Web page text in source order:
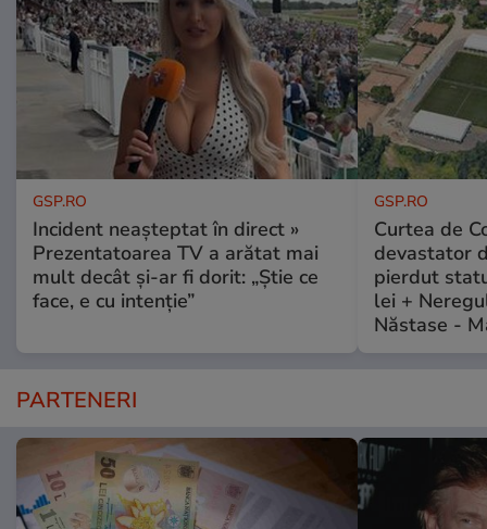
GSP.RO
Incident neașteptat în direct »
Prezentatoarea TV a arătat mai
mult decât și-ar fi dorit: „Știe ce
face, e cu intenție”
GSP.RO
Curtea de
devastator
pierdut
lei +
Năstase -
PARTENERI